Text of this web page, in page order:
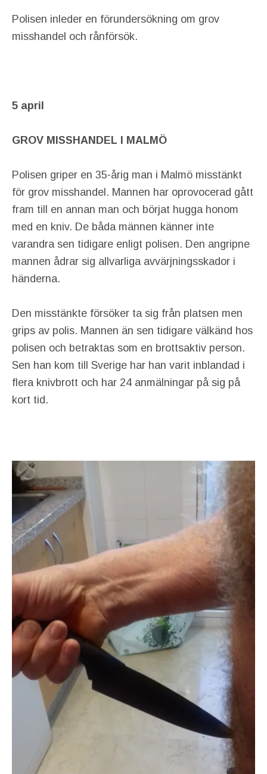
Polisen inleder en förundersökning om grov
misshandel och rånförsök.
5 april
GROV MISSHANDEL I MALMÖ
Polisen griper en 35-årig man i Malmö misstänkt
för grov misshandel. Mannen har oprovocerad gått
fram till en annan man och börjat hugga honom
med en kniv. De båda männen känner inte
varandra sen tidigare enligt polisen. Den angripne
mannen ådrar sig allvarliga avvärjningsskador i
händerna.
Den misstänkte försöker ta sig från platsen men
grips av polis. Mannen än sen tidigare välkänd hos
polisen och betraktas som en brottsaktiv person.
Sen han kom till Sverige har han varit inblandad i
flera knivbrott och har 24 anmälningar på sig på
kort tid.